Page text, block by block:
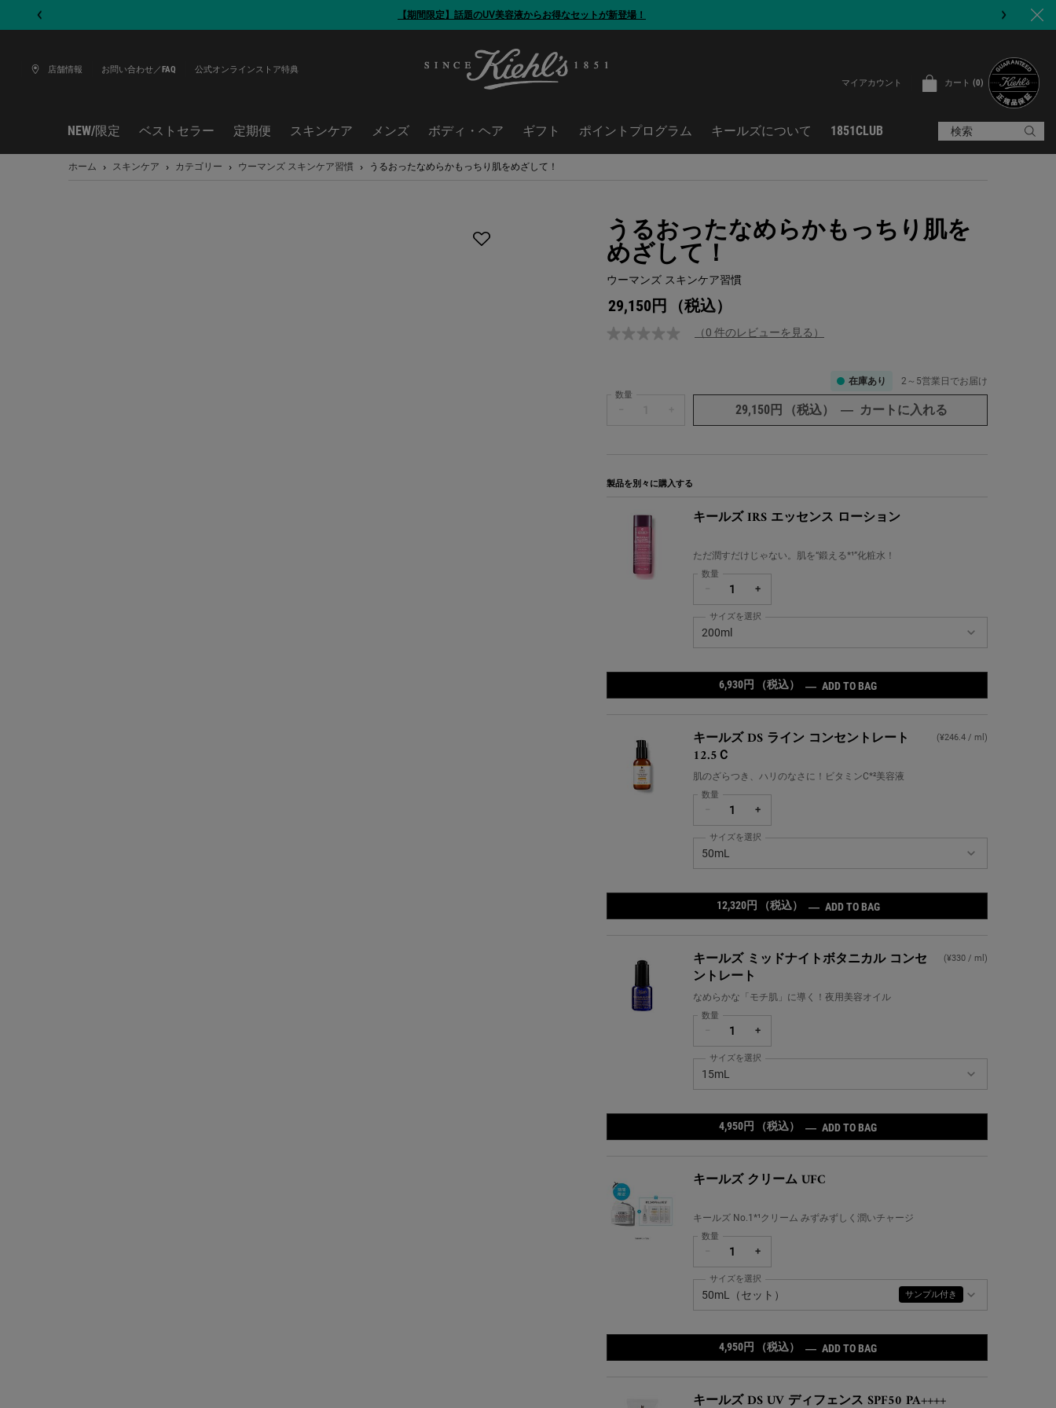
【期間限定】話題のUV美容液からお得なセットが新登場！
店舗情報 お問い合わせ／FAQ
公式オンラインストア特典
マイアカウント
カート 0
0 カート内の製品
NEW/限定 ベストセラー 定期便 スキンケア メンズ ボディ・ヘア ギフト ポイントプログラム キールズについて 1851CLUB 検索
メインコンテンツホーム スキンケア カテゴリー ウーマンズ スキンケア習慣 うるおったなめらかもっちり肌をめざして！
うるおったなめらかもっちり肌を
めざして！
ウーマンズ スキンケア習慣
29,150円 （税込）
（0 件のレビューを見る）
在庫あり 2～5営業日でお届け
数量
29,150円 （税込） ― カートに入れる
製品を別々に購入する
キールズ IRS エッセンス ローション
ただ潤すだけじゃない。肌を“鍛える*¹”化粧水！
数量
+
キールズ IRS エッセンス ローション の サイズ を選択してください
200ml
サイズを選択
6,930円 （税込） ― ADD TO BAG
キールズ DS ライン コンセントレート
12.5Ｃ
肌のざらつき、ハリのなさに！ビタミンC*²美容液
(¥246.4 / ml)
数量
+
キールズ DS ライン コンセントレート 12.5Ｃ の サイズ を選択してください
50mL
サイズを選択
12,320円 （税込） ― ADD TO BAGキールズ DS ライン コンセントレ
キールズ ミッドナイトボタニカル コンセ
ントレート
なめらかな「モチ肌」に導く！夜用美容オイル
(¥330 / ml)
数量
+
キールズ ミッドナイトボタニカル コンセントレート の サイズ を選択してください
15mL
サイズを選択
4,950円 （税込） ― ADD TO BAG
キールズ クリーム UFC
キールズ No.1*¹クリーム みずみずしく潤いチャージ
数量
+
キールズ クリーム UFC の サイズ を選択してください
50mL（セット） サンプル付き
サイズを選択
4,950円 （税込） ― ADD TO BAG
キールズ DS UV ディフェンス SPF50 PA++++